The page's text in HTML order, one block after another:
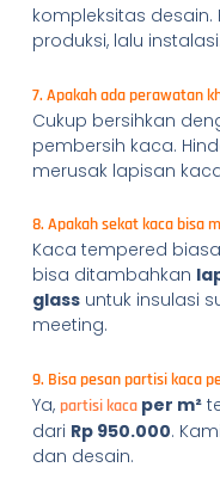
kompleksitas desain.
produksi, lalu instalasi.
7. Apakah ada perawatan
Cukup bersihkan
pembersih kaca.
merusak lapisan
8. Apakah sekat kaca bisa
Kaca tempered
bisa ditambahkan
glassuntuk insulasi
meeting.
9. Bisa pesan partisi kaca
Ya, partisi kacaper m²
dari Rp 950.000.
dan desain.